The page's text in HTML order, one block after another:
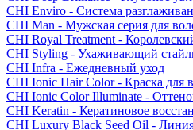
CHI Enviro - Система
CHI Man - Мужская серия для
CHI Royal Treatment -
CHI Styling - Ухаживающий
CHI Infra - Ежедневный уход
CHI Ionic Hair Color - Краска для
CHI Ionic Color Illuminate -
CHI Keratin - Кератиновое
CHI Luxury Black Seed Oil -